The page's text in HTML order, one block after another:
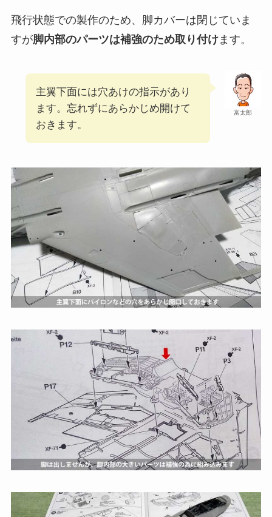
飛行状態での製作のため、脚カバーは閉じていま
すが脚内部のパーツは補強のため取り付けます。
富太郎
主翼下面には穴あけの指示があり
ます。忘れずにあらかじめ開けて
おきます。